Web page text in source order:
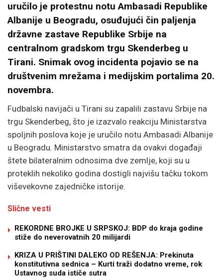
uručilo je protestnu notu Ambasadi Republike
Albanije u Beogradu, osuđujući čin paljenja
državne zastave Republike Srbije na
centralnom gradskom trgu Skenderbeg u
Tirani. Snimak ovog incidenta pojavio se na
društvenim mrežama i medijskim portalima 20.
novembra.
Fudbalski navijači u Tirani su zapalili zastavu Srbije na
trgu Skenderbeg, što je izazvalo reakciju Ministarstva
spoljnih poslova koje je uručilo notu Ambasadi Albanije
u Beogradu. Ministarstvo smatra da ovakvi događaji
štete bilateralnim odnosima dve zemlje, koji su u
proteklih nekoliko godina dostigli najvišu tačku tokom
viševekovne zajedničke istorije.
Slične vesti
REKORDNE BROJKE U SRPSKOJ: BDP do kraja godine
stiže do neverovatnih 20 milijardi
KRIZA U PRIŠTINI DALEKO OD REŠENJA: Prekinuta
konstitutivna sednica – Kurti traži dodatno vreme, rok
Ustavnog suda ističe sutra